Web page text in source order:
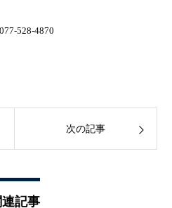
077-528-4870
次の記事
連記事